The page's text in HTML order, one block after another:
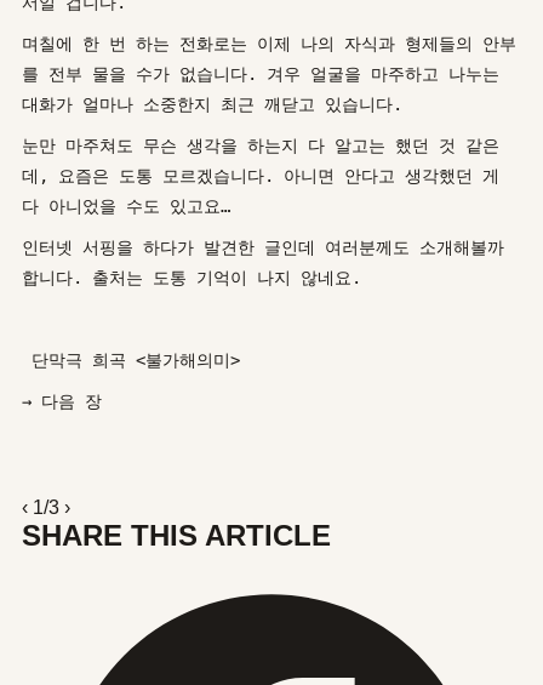
며칠에 한 번 하는 전화로는 이제 나의 자식과 형제들의 안부
를 전부 물을 수가 없습니다. 겨우 얼굴을 마주하고 나누는
대화가 얼마나 소중한지 최근 깨닫고 있습니다.
눈만 마주쳐도 무슨 생각을 하는지 다 알고는 했던 것 같은
데, 요즘은 도통 모르겠습니다. 아니면 안다고 생각했던 게
다 아니었을 수도 있고요…
인터넷 서핑을 하다가 발견한 글인데 여러분께도 소개해볼까
합니다. 출처는 도통 기억이 나지 않네요.
단막극 희곡 <불가해의미>
→ 다음 장
‹ 1/3 ›
SHARE THIS ARTICLE